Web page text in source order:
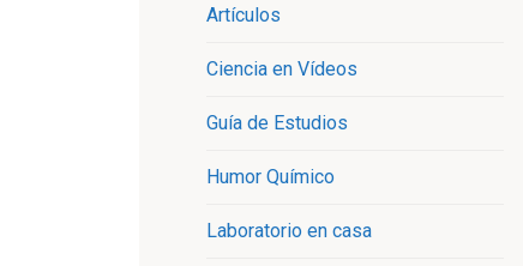
Artículos
Ciencia en Vídeos
Guía de Estudios
Humor Químico
Laboratorio en casa